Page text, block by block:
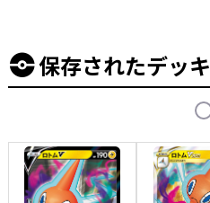
保存されたデッキ